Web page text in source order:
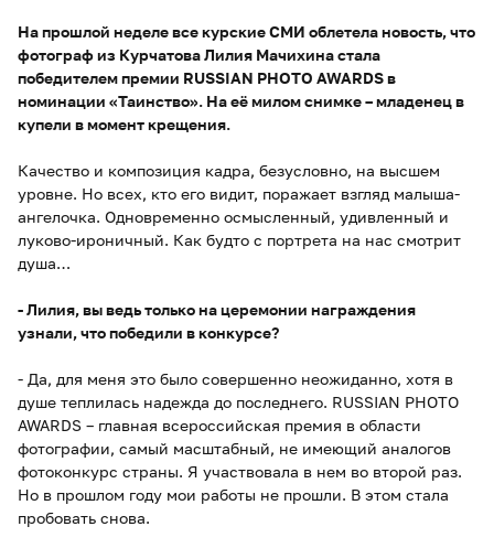
На прошлой неделе все курские СМИ облетела новость, что
фотограф из Курчатова Лилия Мачихина стала
победителем премии RUSSIAN PHOTO AWARDS в
номинации «Таинство». На её милом снимке – младенец в
купели в момент крещения.
Качество и композиция кадра, безусловно, на высшем
уровне. Но всех, кто его видит, поражает взгляд малыша-
ангелочка. Одновременно осмысленный, удивленный и
луково-ироничный. Как будто с портрета на нас смотрит
душа…
- Лилия, вы ведь только на церемонии награждения
узнали, что победили в конкурсе?
- Да, для меня это было совершенно неожиданно, хотя в
душе теплилась надежда до последнего. RUSSIAN PHOTO
AWARDS – главная всероссийская премия в области
фотографии, самый масштабный, не имеющий аналогов
фотоконкурс страны. Я участвовала в нем во второй раз.
Но в прошлом году мои работы не прошли. В этом стала
пробовать снова.